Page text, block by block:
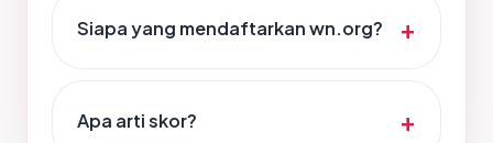
Siapa yang mendaftarkan wn.org?
Apa arti skor?